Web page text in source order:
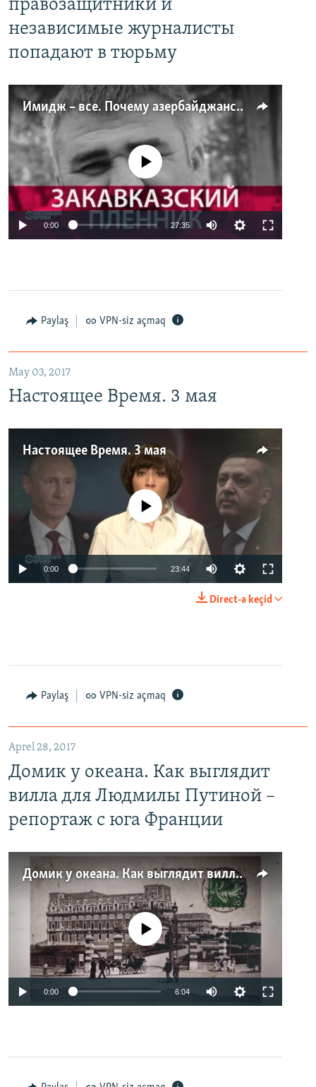
правозащитники и
независимые журналисты
попадают в тюрьму
Имидж – все. Почему азербайджанские правозащитники и независимые журналисты попадают в тюрьму
No media source currently available
0:00 27:35
Paylaş VPN-siz açmaq
May 03, 2017
Настоящее Время. 3 мая
Настоящее Время. 3 мая
No media source currently available
0:00 23:44
Direct-ə keçid
Paylaş VPN-siz açmaq
Aprel 28, 2017
Домик у океана. Как выглядит
вилла для Людмилы Путиной –
репортаж с юга Франции
Домик у океана. Как выглядит вилла для Людмилы Путиной – репортаж с юга Франции
No media source currently available
0:00 6:04